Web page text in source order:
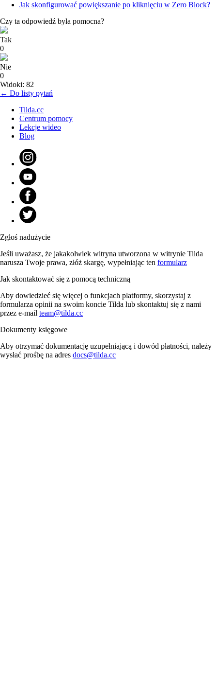
Jak skonfigurować powiększanie po kliknięciu w Zero Block?
Czy ta odpowiedź była pomocna?
Tak
0
Nie
0
Widoki: 82
← Do listy pytań
Tilda.cc
Centrum pomocy
Lekcje wideo
Blog
Zgłoś nadużycie
Jeśli uważasz, że jakakolwiek witryna utworzona w witrynie Tilda
narusza Twoje prawa, złóż skargę, wypełniając ten formularz
Jak skontaktować się z pomocą techniczną
Aby dowiedzieć się więcej o funkcjach platformy, skorzystaj z
formularza opinii na swoim koncie Tilda lub skontaktuj się z nami
przez e-mail team@tilda.cc
Dokumenty księgowe
Aby otrzymać dokumentację uzupełniającą i dowód płatności, należy
wysłać prośbę na adres docs@tilda.cc